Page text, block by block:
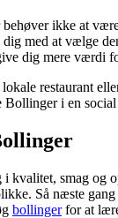
ikke at
med at vælge
dig mere værdi
restaurant
Bollinger i en
smag og
Så næste
bollingerfor at